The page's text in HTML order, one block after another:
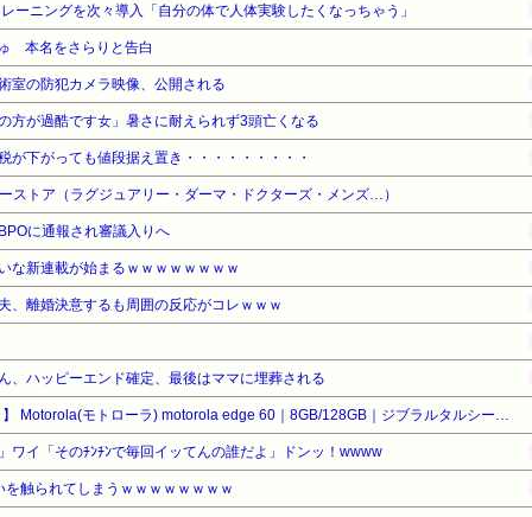
ーニングを次々導入「自分の体で人体実験したくなっちゃう」
本名をさらりと告白
室の防犯カメラ映像、公開される
方が過酷です女」暑さに耐えられず3頭亡くなる
が下がっても値段据え置き・・・・・・・・・
ストア（ラグジュアリー・ダーマ・ドクターズ・メンズ…）
に通報され審議入りへ
な新連載が始まるｗｗｗｗｗｗｗｗ
、離婚決意するも周囲の反応がコレｗｗｗ
、ハッピーエンド確定、最後はママに埋葬される
ワイ「そのﾁﾝﾁﾝで毎回イッてんの誰だよ」ドンッ！wwww
触られてしまうｗｗｗｗｗｗｗｗ